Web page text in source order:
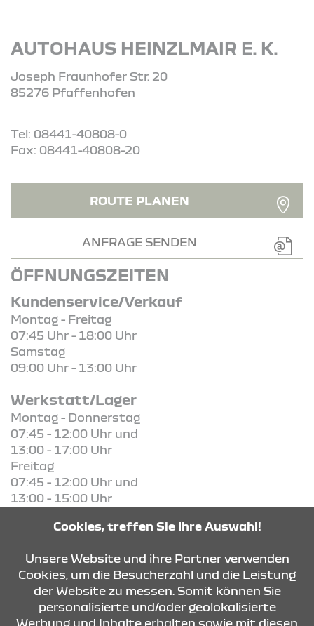
AUTOHAUS HEINZLMAIR E. K.
Joseph Fraunhofer Str. 20
85276 Pfaffenhofen
Tel: 08441-40808-0
Fax: 08441-40808-20
ROUTE PLANEN
ANFRAGE SENDEN
ÖFFNUNGSZEITEN
Kundenservice/Verkauf
Montag - Freitag
07:45 Uhr - 18:00 Uhr
Samstag
09:00 Uhr - 13:00 Uhr
Werkstatt/Lager
Montag - Donnerstag
07:45 - 12:00 Uhr und
13:00 - 17:00 Uhr
Freitag
07:45 - 12:00 Uhr und
13:00 - 15:00 Uhr
ÖFFNUNGSZEITEN
Cookies, treffen Sie Ihre Auswahl!
Unsere Website und ihre Partner verwenden
Cookies, um die Besucherzahl und die Leistung
der Website zu messen. Somit können Sie
personalisierte und/oder geolokalisierte
Werbung und Inhalte erhalten sowie mit diesen